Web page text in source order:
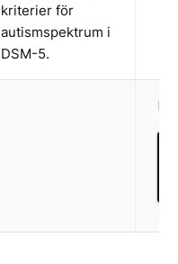
kriterier för
autismspektrum i
DSM-5.